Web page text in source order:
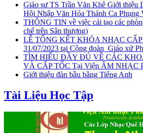
Giáo sư TS Trần Văn Khê Giới thiệu
Hội Nhập Văn Hóa Thánh Ca Phụng
THÔNG TIN về việc cải tạo các
chế trên Sân thượng)
LỄ TỔNG KẾT KHÓA NHẠC CẤP
31/07/2023 tại Cộng đoàn_Giáo xứ
TÌM HIỂU ĐẦY ĐỦ VỀ CÁC
VÀ CẤP TỐC Tại Viện ÂM NHẠC
Giới thiệu đàn bầu bằng Tiếng Anh
Tài Liệu Học Tập